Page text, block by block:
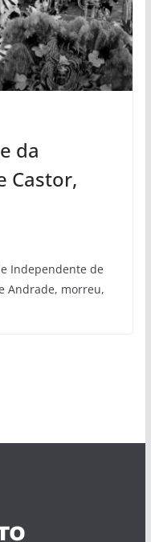
da
Castor,
Independente de
Andrade, morreu,